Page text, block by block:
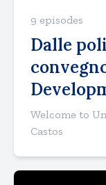
9 episodes
Dalle
Welcome to
Castos